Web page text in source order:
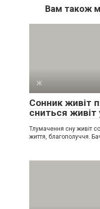
Вам також
Ж
Сонник живіт
сниться живіт
Тлумачення сну живіт
життя, благополуччя.